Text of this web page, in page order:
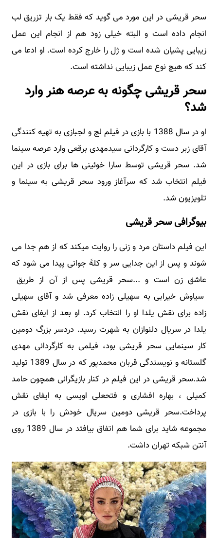
سحر قریشی در این مورد می گوید که فقط یک بار تزریق لب
انجام داده است و البته خیلی زود هم از انجام این عمل
زیبایی پشیان شده است و ژل را خارج کرده است. او ادعا می
کند که هیچ نوع عمل زیبایی نداشته است.
سحر قریشی چگونه به عرصه هنر وارد
شد؟
او در سال 1388 با بازی در فیلم لج و لجبازی به تهیه کنندگی
آقای زبر دست و کارگردانی سیدمهدی برقعی وارد عرصه سینما
شد. سحر قریشی توسط سارا خوئینی ها برای بازی در این
فیلم انتخاب شد که سرآغاز ورود سحر قریشی به سینما و
تلویزیون شد.
بیوگرافی سحر قریشی
این فیلم داستان مرد و زنی را روایت میکند که از هم جدا می
شوند و پس از این جدایی سر و کلهٔ جوانی پیدا می شود که
عاشق زن است و ...سحر قریشی پس از آن از طریق
سیاوش خیرابی به سهیلی زاده معرفی شد و آقای سهیلی
زاده برای نقش یلدا او را انتخاب کرد. او بعد از ایفای نقش
یلدا در سریال دلنوازان به شهرت رسید. دردسر بزرگ دومین
کار سینمایی سحر قریشی بود، فیلمی به کارگردانی مهدی
گلستانه و نویسندگی قربان محمدپور که در سال 1389 تولید
شد.سحر قریشی در این فیلم در کنار بازیگرانی همچون حامد
کمیلی ، بهاره افشاری و فتحعلی اویسی به ایفای نقش
پرداخت.سحر قریشی دومین سریال خودش را با بازی در
مجموعه شاید برای شما هم اتفاق بیافتد در سال 1389 روی
آنتن شبکه تهران داشت.